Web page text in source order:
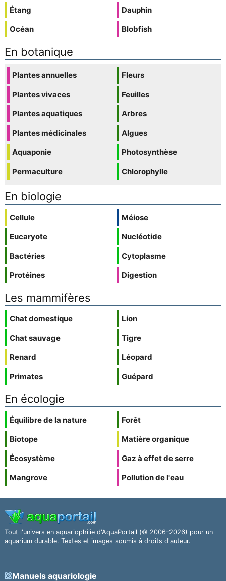
Étang
Océan
Dauphin
Blobfish
En botanique
Plantes annuelles
Plantes vivaces
Plantes aquatiques
Plantes médicinales
Aquaponie
Permaculture
Fleurs
Feuilles
Arbres
Algues
Photosynthèse
Chlorophylle
En biologie
Cellule
Eucaryote
Bactéries
Protéines
Méiose
Nucléotide
Cytoplasme
Digestion
Les mammifères
Chat domestique
Chat sauvage
Renard
Primates
Lion
Tigre
Léopard
Guépard
En écologie
Équilibre de la nature
Biotope
Écosystème
Mangrove
Forêt
Matière organique
Gaz à effet de serre
Pollution de l'eau
Tout l'univers en aquariophilie d'AquaPortail (© 2006–2026) pour un
aquarium durable. Textes et images soumis à droits d'auteur.
Manuels aquariologie